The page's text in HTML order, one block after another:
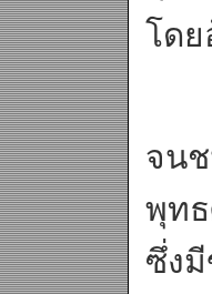
โดย
นี่
จน
พุท
ซึ่ง